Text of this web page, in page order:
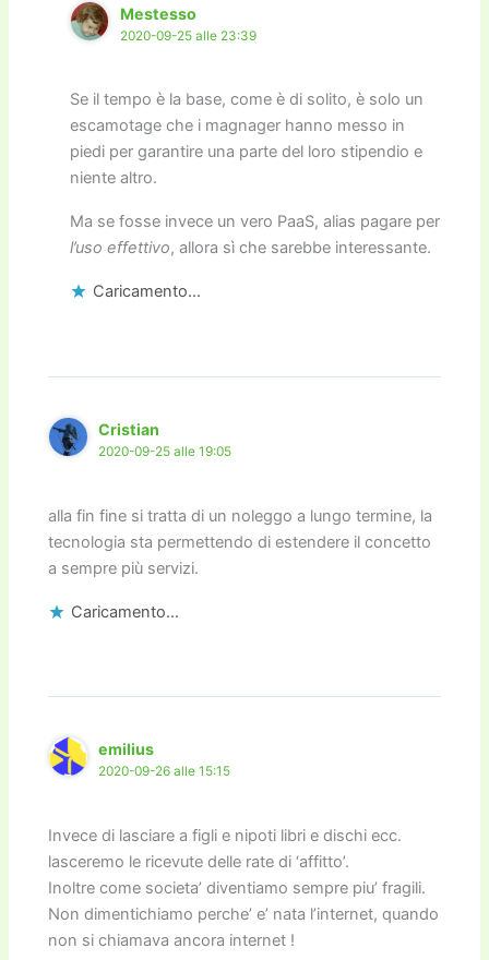
Mestesso
2020-09-25 alle 23:39
Se il tempo è la base, come è di solito, è solo un
escamotage che i magnager hanno messo in
piedi per garantire una parte del loro stipendio e
niente altro.
Ma se fosse invece un vero PaaS, alias pagare per
l’uso effettivo, allora sì che sarebbe interessante.
Caricamento...
Cristian
2020-09-25 alle 19:05
alla fin fine si tratta di un noleggo a lungo termine, la
tecnologia sta permettendo di estendere il concetto
a sempre più servizi.
Caricamento...
emilius
2020-09-26 alle 15:15
Invece di lasciare a figli e nipoti libri e dischi ecc.
lasceremo le ricevute delle rate di ‘affitto’.
Inoltre come societa’ diventiamo sempre piu’ fragili.
Non dimentichiamo perche’ e’ nata l’internet, quando
non si chiamava ancora internet !